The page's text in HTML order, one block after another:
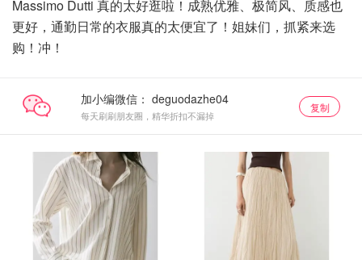
Massimo Dutti 真的太好逛啦！成熟优雅、极简风、质感也
更好，通勤日常的衣服真的太便宜了！姐妹们，抓紧来选
购！冲！
加小编微信：
每天刷刷朋友圈，精华折扣不漏掉
复制